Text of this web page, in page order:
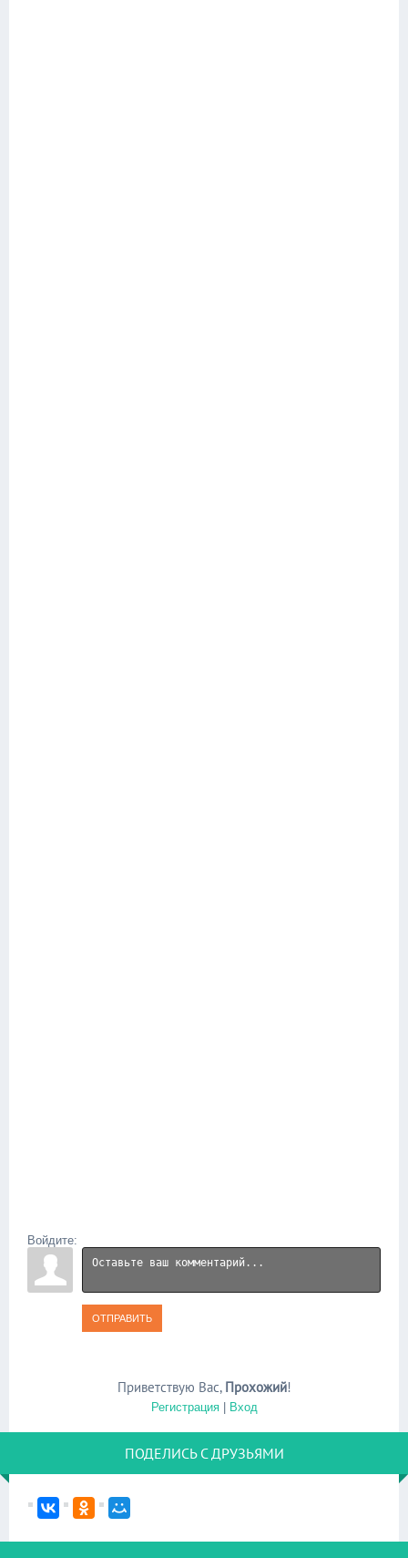
Войдите:
ОТПРАВИТЬ
Приветствую Вас, Прохожий!
Регистрация| Вход
ПОДЕЛИСЬ С ДРУЗЬЯМИ